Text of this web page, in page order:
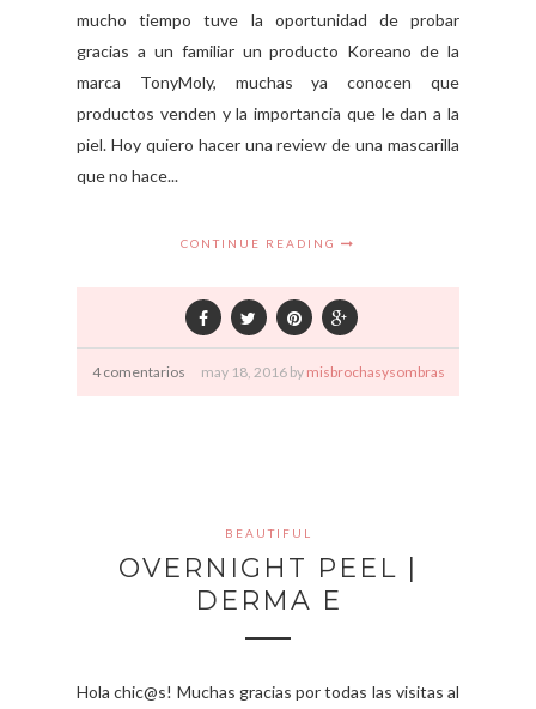
mucho tiempo tuve la oportunidad de probar
gracias a un familiar un producto Koreano de la
marca TonyMoly, muchas ya conocen que
productos venden y la importancia que le dan a la
piel. Hoy quiero hacer una review de una mascarilla
que no hace...
CONTINUE READING
4 comentarios may 18, 2016 by misbrochasysombras
BEAUTIFUL
OVERNIGHT PEEL |
DERMA E
Hola chic@s! Muchas gracias por todas las visitas al